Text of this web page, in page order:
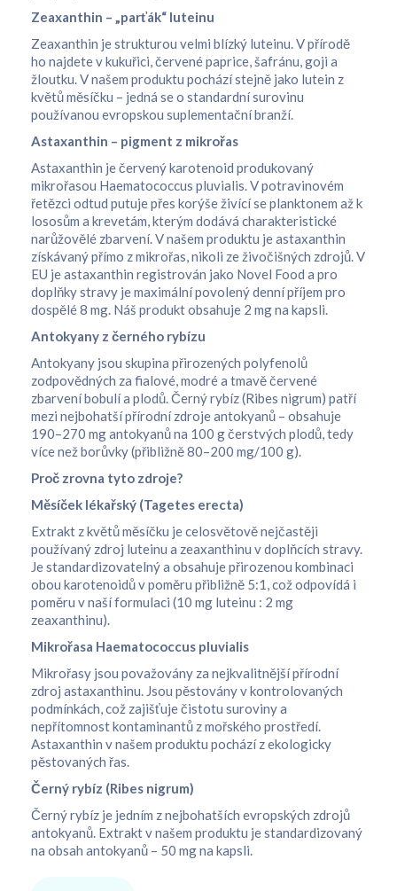
Zeaxanthin – „parťák“ luteinu
Zeaxanthin je strukturou velmi blízký luteinu. V přírodě
ho najdete v kukuřici, červené paprice, šafránu, goji a
žloutku. V našem produktu pochází stejně jako lutein z
květů měsíčku – jedná se o standardní surovinu
používanou evropskou suplementační branží.
Astaxanthin – pigment z mikrořas
Astaxanthin je červený karotenoid produkovaný
mikrořasou Haematococcus pluvialis. V potravinovém
řetězci odtud putuje přes korýše živící se planktonem až k
lososům a krevetám, kterým dodává charakteristické
narůžovělé zbarvení. V našem produktu je astaxanthin
získávaný přímo z mikrořas, nikoli ze živočišných zdrojů. V
EU je astaxanthin registrován jako Novel Food a pro
doplňky stravy je maximální povolený denní příjem pro
dospělé 8 mg. Náš produkt obsahuje 2 mg na kapsli.
Antokyany z černého rybízu
Antokyany jsou skupina přirozených polyfenolů
zodpovědných za fialové, modré a tmavě červené
zbarvení bobulí a plodů. Černý rybíz (Ribes nigrum) patří
mezi nejbohatší přírodní zdroje antokyanů – obsahuje
190–270 mg antokyanů na 100 g čerstvých plodů, tedy
více než borůvky (přibližně 80–200 mg/100 g).
Proč zrovna tyto zdroje?
Měsíček lékařský (Tagetes erecta)
Extrakt z květů měsíčku je celosvětově nejčastěji
používaný zdroj luteinu a zeaxanthinu v doplňcích stravy.
Je standardizovatelný a obsahuje přirozenou kombinaci
obou karotenoidů v poměru přibližně 5:1, což odpovídá i
poměru v naší formulaci (10 mg luteinu : 2 mg
zeaxanthinu).
Mikrořasa Haematococcus pluvialis
Mikrořasy jsou považovány za nejkvalitnější přírodní
zdroj astaxanthinu. Jsou pěstovány v kontrolovaných
podmínkách, což zajišťuje čistotu suroviny a
nepřítomnost kontaminantů z mořského prostředí.
Astaxanthin v našem produktu pochází z ekologicky
pěstovaných řas.
Černý rybíz (Ribes nigrum)
Černý rybíz je jedním z nejbohatších evropských zdrojů
antokyanů. Extrakt v našem produktu je standardizovaný
na obsah antokyanů – 50 mg na kapsli.